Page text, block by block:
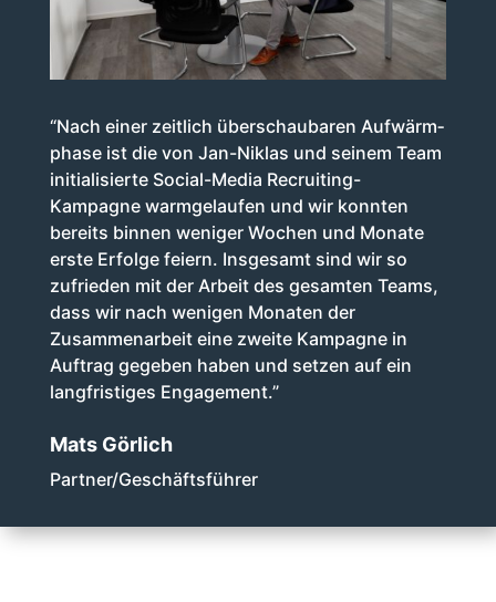
“Nach einer zeitlich über­schaubaren Aufwärm­
phase ist die von Jan-Niklas und seinem Team
initialisierte Social-Media Recruiting-
Kampagne warmgelaufen und wir konnten
bereits binnen weniger Wochen und Monate
erste Erfolge feiern. Insgesamt sind wir so
zufrieden mit der Arbeit des gesamten Teams,
dass wir nach wenigen Monaten der
Zusammenarbeit eine zweite Kampagne in
Auftrag gegeben haben und setzen auf ein
langfristiges Engagement.”
Mats Görlich
Partner/Geschäftsführer